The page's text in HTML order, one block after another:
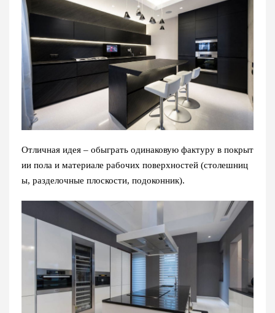
Отличная идея – обыграть одинаковую фактуру в покрыт
ии пола и материале рабочих поверхностей (столешниц
ы, разделочные плоскости, подоконник).